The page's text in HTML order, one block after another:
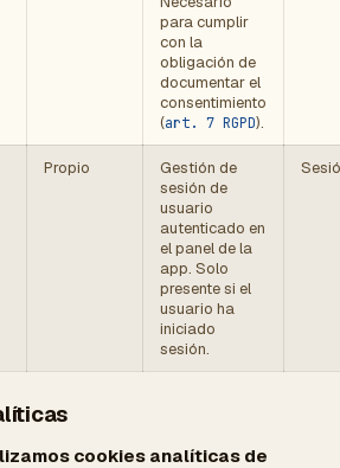
para cumplir
con la
obligación de
documentar el
consentimiento
(art. 7 RGPD).
Propio
Gestión de
sesión de
usuario
autenticado en
el panel de la
app. Solo
presente si el
usuario ha
iniciado
sesión.
cookies analíticas de